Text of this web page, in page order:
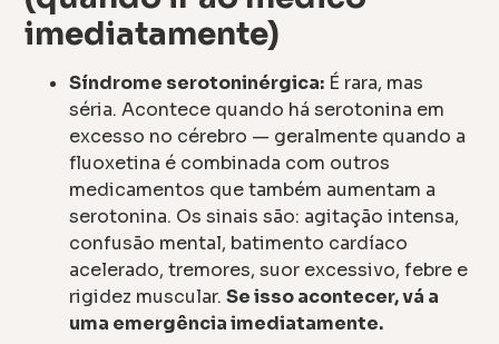
imediatamente)
Síndrome serotoninérgica: É rara, mas
séria. Acontece quando há serotonina em
excesso no cérebro — geralmente quando a
fluoxetina é combinada com outros
medicamentos que também aumentam a
serotonina. Os sinais são: agitação intensa,
confusão mental, batimento cardíaco
acelerado, tremores, suor excessivo, febre e
rigidez muscular.Se isso acontecer, vá a
uma emergência imediatamente.